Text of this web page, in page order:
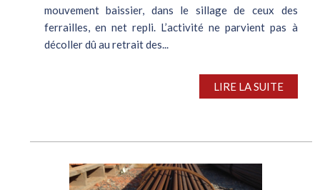
mouvement baissier, dans le sillage de ceux des
ferrailles, en net repli. L’activité ne parvient pas à
décoller dû au retrait des...
LIRE LA SUITE